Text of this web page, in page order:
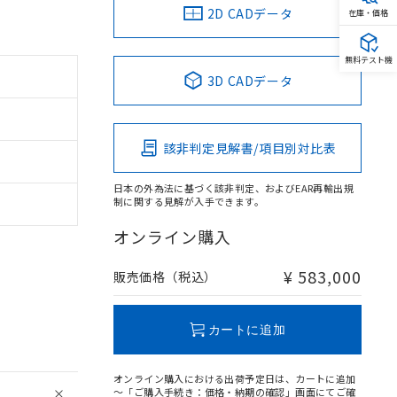
2D CADデータ
3D CADデータ
該非判定見解書/項目別対比表
日本の外為法に基づく該非判定、およびEAR再輸出規
制に関する見解が入手できます。
オンライン購入
販売価格（税込） ¥ 583,000
カートに追加
オンライン購入における出荷予定日は、カートに追加
～「ご購入手続き：価格・納期の確認」画面にてご確
在庫・価格
無料テスト機